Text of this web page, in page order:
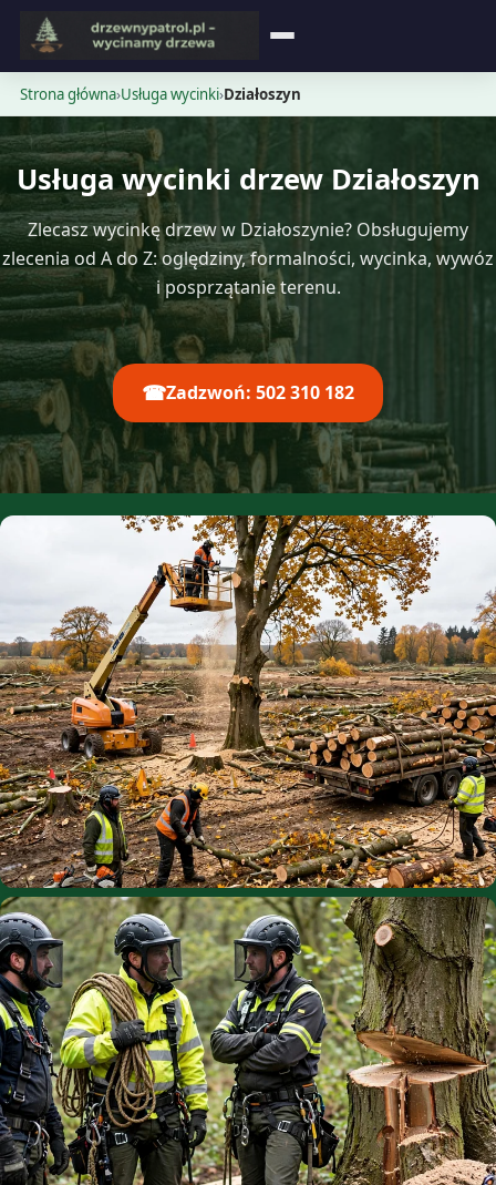
Strona główna
Opinie
Cennik
Kontakt
Strona główna›Usługa wycinki›Działoszyn
Usługa wycinki drzew Działoszyn
Zlecasz wycinkę drzew w Działoszynie? Obsługujemy
zlecenia od A do Z: oględziny, formalności, wycinka, wywóz
i posprzątanie terenu.
☎Zadzwoń: 502 310 182